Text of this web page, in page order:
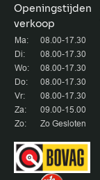
Openingstijden
verkoop
Ma:
08.00-17.30
Di:
08.00-17.30
Wo:
08.00-17.30
Do:
08.00-17.30
Vr:
08.00-17.30
Za:
09.00-15.00
Zo:
Zo Gesloten